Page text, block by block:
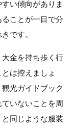
い傾向がありま
ことが一目で分
です。
金を持ち歩く行
は控えましょ
光ガイドブック
いないことを周
同じような服装